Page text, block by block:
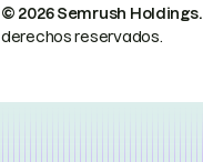
© 2026 Semrush Holdings.
derechos reservados.